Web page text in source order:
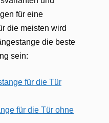
für eine
die meisten wird
die beste
sein:
für die Tür ohne